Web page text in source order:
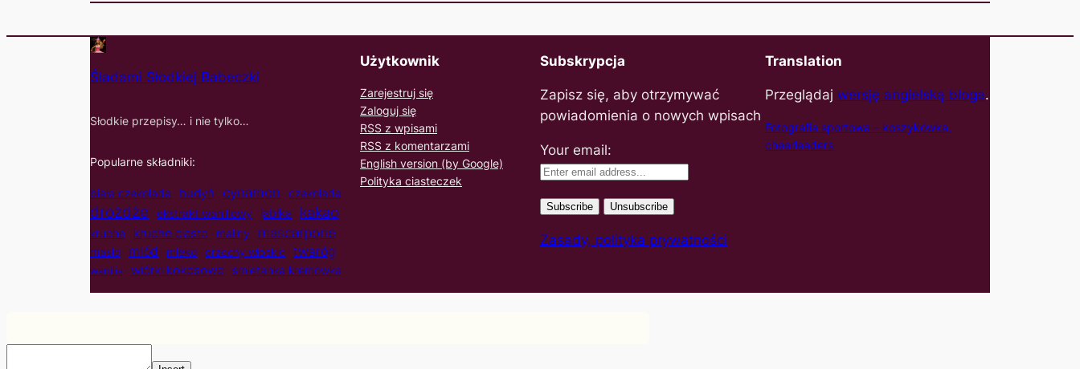
Śladami Słodkiej Babeczki
Słodkie przepisy… i nie tylko…
Popularne składniki:
biała czekolada budyń cynamon czekolada
drożdże ekstrakt waniliowy jabłka kakao
kruche kruche ciasto maliny mascarpone
masło miód mleko orzechy włoskie twaróg
wanilia wiórki kokosowe śmietanka kremówka
Użytkownik
Zarejestruj się
Zaloguj się
RSS z wpisami
RSS z komentarzami
English version (by Google)
Polityka ciasteczek
Subskrypcja
Zapisz się, aby otrzymywać
powiadomienia o nowych wpisach
Your email:
Zasady, polityka prywatności
Translation
Przeglądaj wersję angielską bloga.
Fotografia sportowa – koszykówka,
cheerleaders